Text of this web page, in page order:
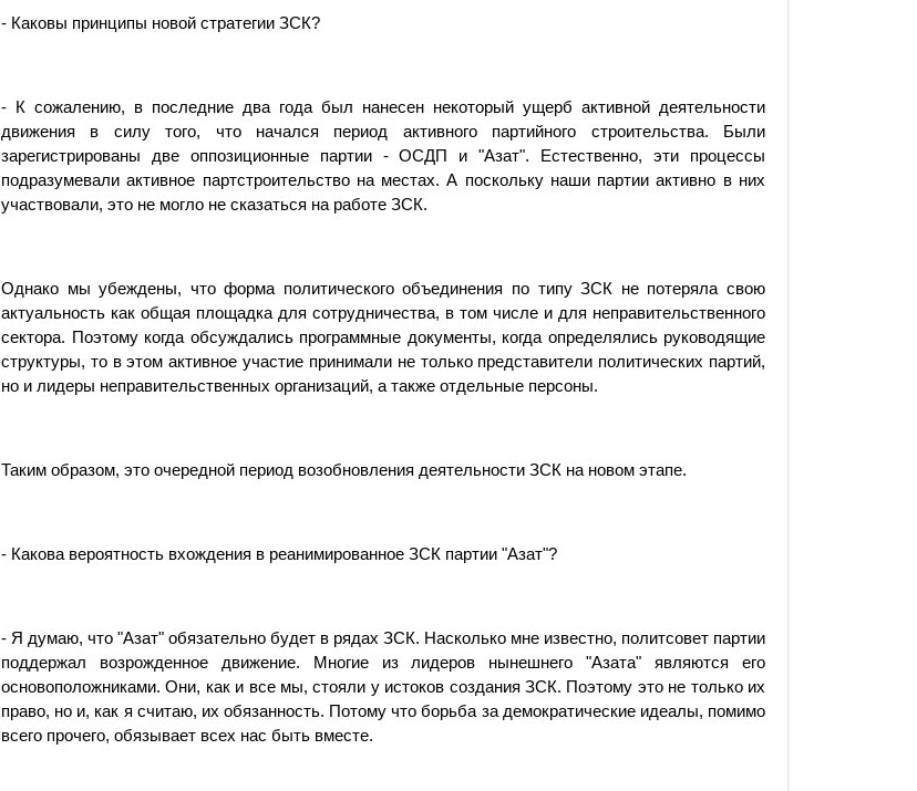
- Каковы принципы новой стратегии ЗСК?
- К сожалению, в последние два года был нанесен некоторый ущерб активной деятельности
движения в силу того, что начался период активного партийного строительства. Были
зарегистрированы две оппозиционные партии - ОСДП и "Азат". Естественно, эти процессы
подразумевали активное партстроительство на местах. А поскольку наши партии активно в них
участвовали, это не могло не сказаться на работе ЗСК.
Однако мы убеждены, что форма политического объединения по типу ЗСК не потеряла свою
актуальность как общая площадка для сотрудничества, в том числе и для неправительственного
сектора. Поэтому когда обсуждались програм­мные документы, когда определялись руководящие
структуры, то в этом активное участие принимали не только представители политических партий,
но и лидеры неправительственных организаций, а также отдельные персоны.
Таким образом, это очередной период возобновления деятельности ЗСК на новом этапе.
- Какова вероятность вхождения в реанимированное ЗСК партии "Азат"?
- Я думаю, что "Азат" обязательно будет в рядах ЗСК. Насколько мне известно, политсовет пар­тии
поддержал возрожденное движение. Многие из лидеров нынешнего "Азата" являются его
основоположниками. Они, как и все мы, стояли у истоков создания ЗСК. Поэтому это не только их
право, но и, как я считаю, их обязанность. Потому что борьба за демократические идеалы, помимо
всего прочего, обязывает всех нас быть вместе.